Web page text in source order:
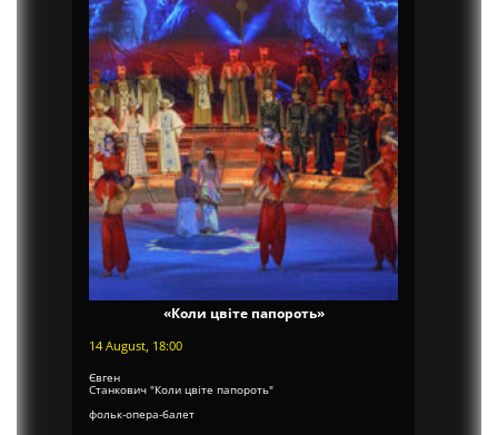
«Коли цвіте папороть»
14 August, 18:00
Євген
Станкович "Коли цвіте папороть"
фольк-опера-балет